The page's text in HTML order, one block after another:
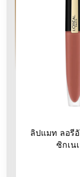
ลิปแมท ลอรี
ซิกเน